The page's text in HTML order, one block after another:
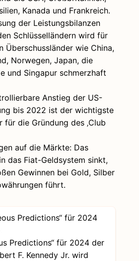
Kanada und Frankreich.
der Leistungsbilanzen
Schlüsselländern wird für
Überschussländer wie China,
Norwegen, Japan, die
und Singapur schmerzhaft
Anstieg der US-
bis 2022 ist der wichtigste
für die Gründung des ‚Club
auf die Märkte: Das
das Fiat-Geldsystem sinkt,
Gewinnen bei Gold, Silber
führt.
Predictions“ für 2024 der
F. Kennedy Jr. wird